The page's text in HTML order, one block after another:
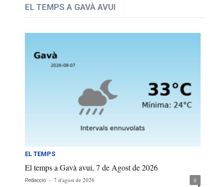
EL TEMPS A GAVÀ AVUI
EL TEMPS
El temps a Gavà avui, 7 de Agost de 2026
Redacció - 7 d'agost de 2026 0